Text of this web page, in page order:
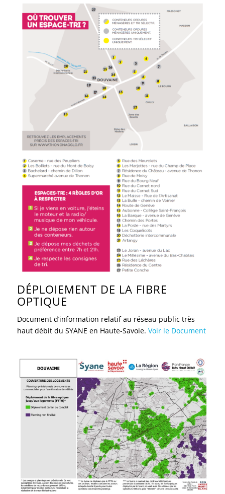
DÉPLOIEMENT DE LA FIBRE
OPTIQUE
Document d’information relatif au réseau public très
haut débit du SYANE en Haute-Savoie. Voir le Document